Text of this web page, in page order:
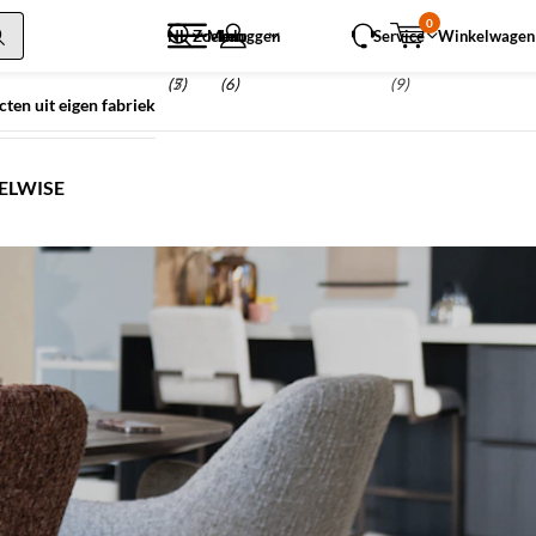
NL Zoeken
(5)
Inloggen
(6)
Menu
(7)
Service Winkelwagen
0
(9)
uit eigen fabriek